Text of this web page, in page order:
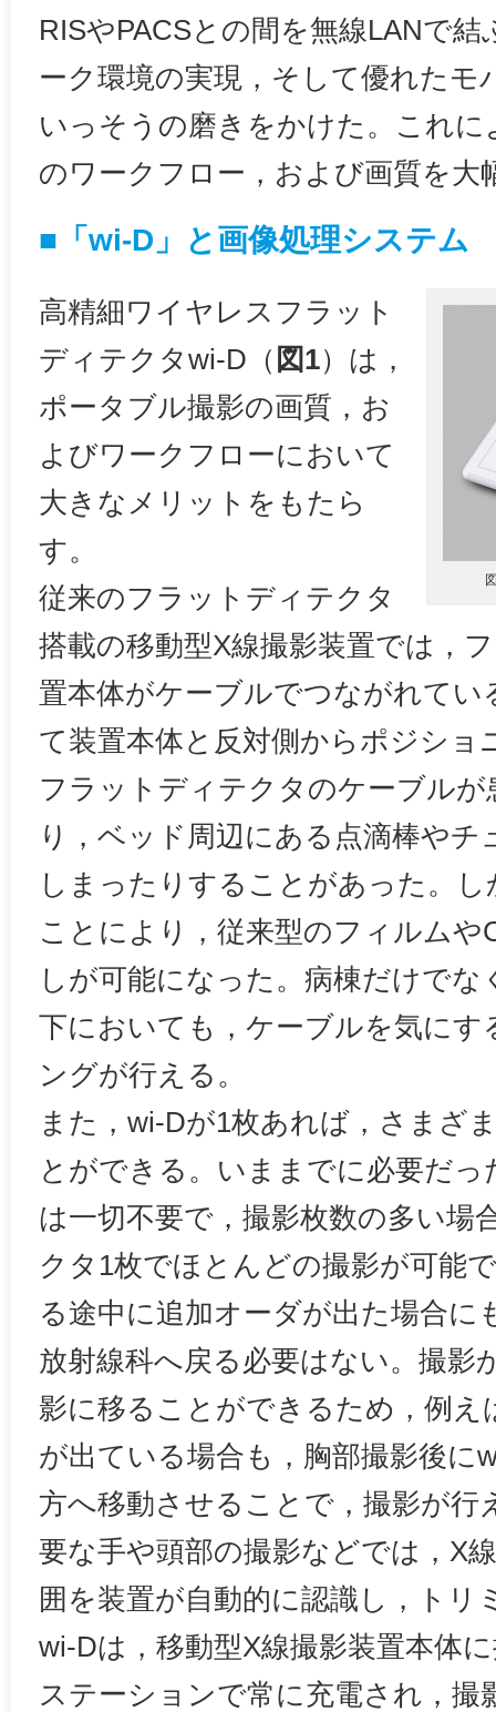
RISやPACSとの間を無線LANで
ーク環境の実現，そして優れたモ
いっそうの磨きをかけた。これ
のワークフロー，および画質を大
■「wi-D」と画像処理システム
高精細ワイヤレスフラット
ディテクタwi-D（ 図1）は，
ポータブル撮影の画質，お
よびワークフローにおいて
大きなメリットをもたら
す。
従来のフラットディテクタ
搭載の移動型X線撮影装置では，
置本体がケーブルでつながれて
て装置本体と反対側からポジショ
フラットディテクタのケーブル
り，ベッド周辺にある点滴棒やチ
しまったりすることがあった。
ことにより，従来型のフィルム
しが可能になった。病棟だけでな
下においても，ケーブルを気に
ングが行える。
また，wi-Dが1枚あれば，さまざ
とができる。いままでに必要だ
は一切不要で，撮影枚数の多い場
クタ1枚でほとんどの撮影が可能
る途中に追加オーダが出た場合に
放射線科へ戻る必要はない。撮影
影に移ることができるため，例え
が出ている場合も，胸部撮影後に
方へ移動させることで，撮影が行
要な手や頭部の撮影などでは，X
囲を装置が自動的に認識し，トリ
wi-Dは，移動型X線撮影装置本体
ステーションで常に充電され，撮